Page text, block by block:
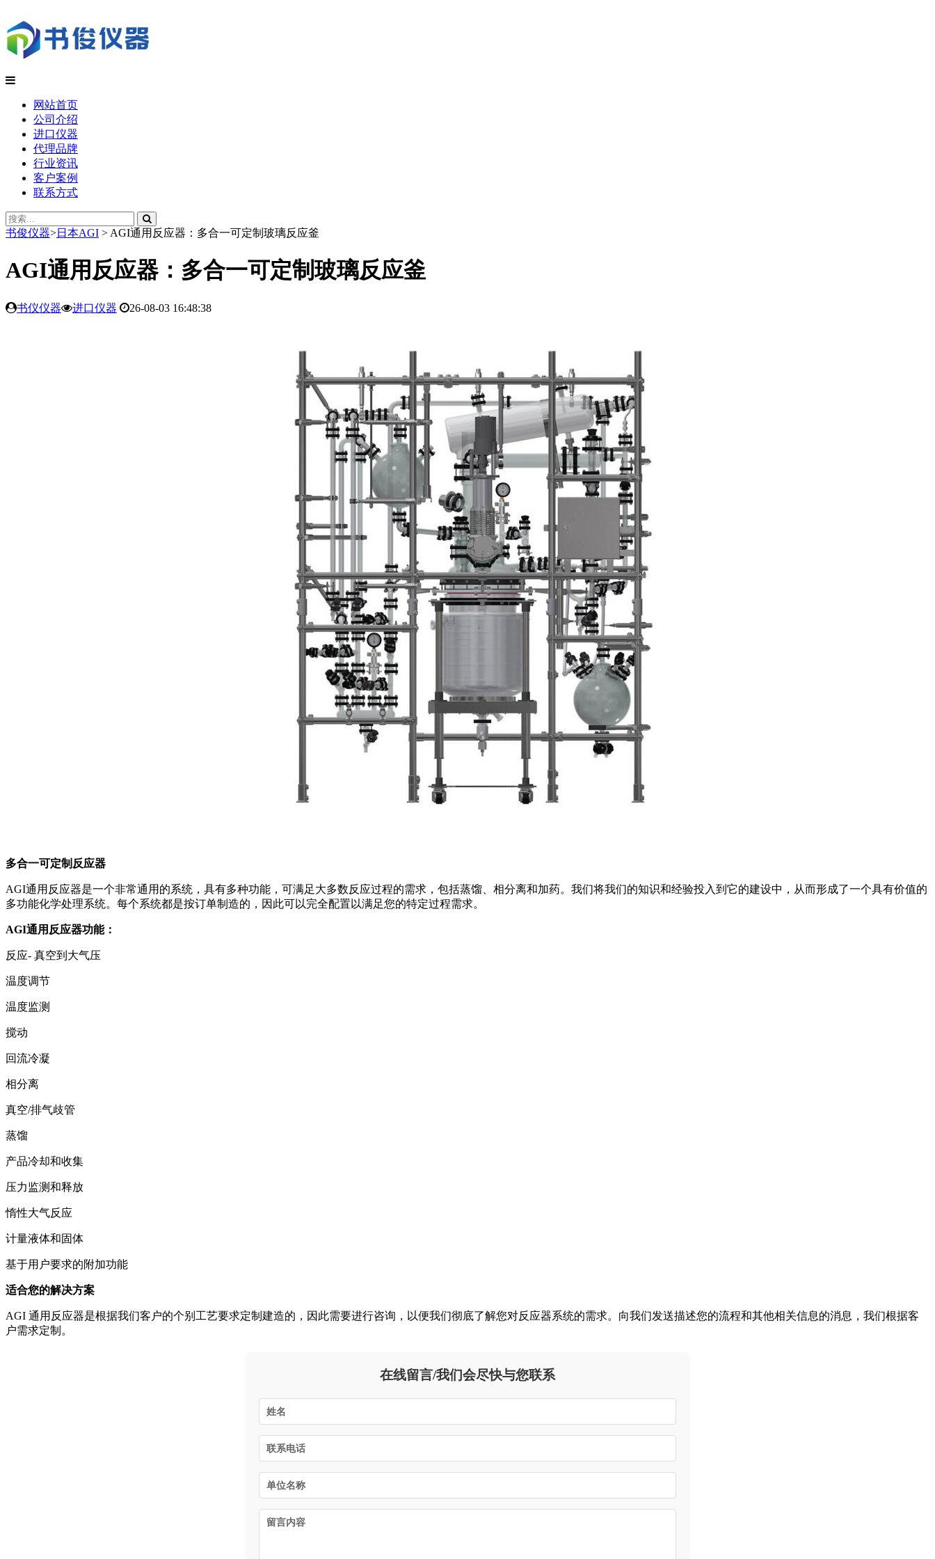
网站首页
公司介绍
进口仪器
代理品牌
行业资讯
客户案例
联系方式
书俊仪器>日本AGI > AGI通用反应器：多合一可定制玻璃反应釜
AGI通用反应器：多合一可定制玻璃反应釜
书仪仪器 进口仪器 26-08-03 16:48:38
多合一可定制反应器
AGI通用反应器是一个非常通用的系统，具有多种功能，可满足大多数反应过程的需求，包括蒸馏、相分离和加药。我们将我们的知识和经验投入到它的建设中，从而形成了一个具有价值的
多功能化学处理系统。每个系统都是按订单制造的，因此可以完全配置以满足您的特定过程需求。
AGI通用反应器功能：
反应- 真空到大气压
温度调节
温度监测
搅动
回流冷凝
相分离
真空/排气歧管
蒸馏
产品冷却和收集
压力监测和释放
惰性大气反应
计量液体和固体
基于用户要求的附加功能
适合您的解决方案
AGI 通用反应器是根据我们客户的个别工艺要求定制建造的，因此需要进行咨询，以便我们彻底了解您对反应器系统的需求。向我们发送描述您的流程和其他相关信息的消息，我们根据客
户需求定制。
在线留言/我们会尽快与您联系